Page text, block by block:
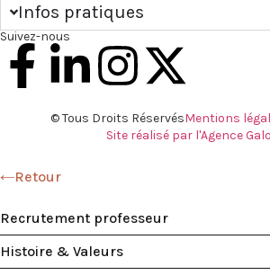
Infos pratiques
Suivez-nous
© Tous Droits RéservésMentions
Site réalisé par l'Agence
Retour
Recrutement professeur
Histoire & Valeurs